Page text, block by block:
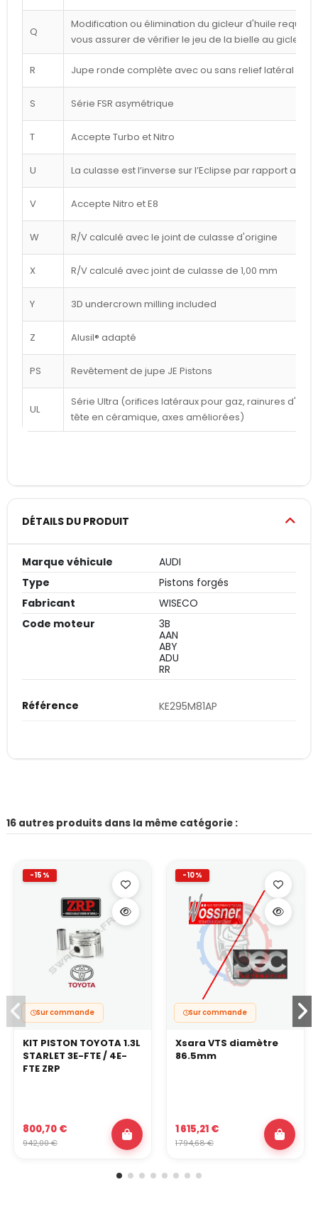
Q
Modification ou élimination du gicleur d'huile
vous assurer de vérifier le jeu de la bielle au gicleur
R Jupe ronde complète avec ou sans relief latéral
S Série FSR asymétrique
T Accepte Turbo et Nitro
U La culasse est l’inverse sur l’Eclipse par rapport au
V Accepte Nitro et E8
W R/V calculé avec le joint de culasse d'origine
X R/V calculé avec joint de culasse de 1,00 mm
Y 3D undercrown milling included
Z Alusil® adapté
PS Revêtement de jupe JE Pistons
UL
Série Ultra (orifices latéraux pour gaz, rainures
tête en céramique, axes améliorées)
DÉTAILS DU PRODUIT
Marque véhicule
AUDI
Type
Pistons forgés
Fabricant
WISECO
Code moteur
3B
AAN
ABY
ADU
RR
Référence KE295M81AP
16 autres produits dans la même catégorie :
-15%
Sur commande
KIT PISTON TOYOTA 1.3L
STARLET 3E-FTE / 4E-
FTE ZRP
800,70 €
942,00 €
-10%
Sur commande
Xsara VTS diamètre
86.5mm
1 615,21 €
1 794,68 €